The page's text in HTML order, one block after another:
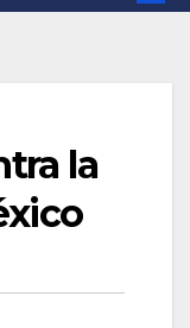
la